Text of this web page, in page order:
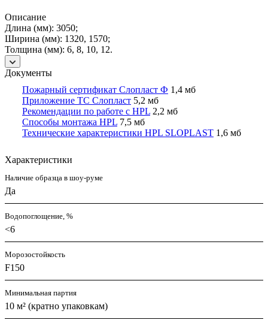
Описание
Длина (мм): 3050;
Ширина (мм): 1320, 1570;
Толщина (мм): 6, 8, 10, 12.
Документы
Пожарный сертификат Слопласт Ф 1,4 мб
Приложение ТС Слопласт 5,2 мб
Рекомендации по работе с HPL 2,2 мб
Способы монтажа HPL 7,5 мб
Технические характеристики HPL SLOPLAST 1,6 мб
Характеристики
Наличие образца в шоу-руме
Да
Водопоглощение, %
<6
Морозостойкость
F150
Минимальная партия
10 м² (кратно упаковкам)